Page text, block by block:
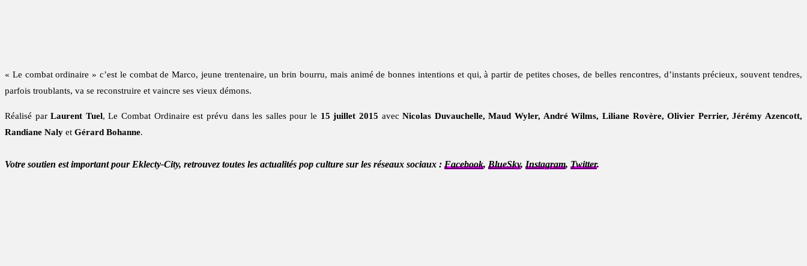
« Le combat ordinaire » c’est le combat de Marco, jeune trentenaire, un brin bourru, mais animé de bonnes intentions et qui, à partir de petites choses, de belles rencontres, d’instants précieux, souvent tendres,
parfois troublants, va se reconstruire et vaincre ses vieux démons.
Réalisé parLaurent Tuel, Le Combat Ordinaire est prévu dans les salles pour le 15 juillet 2015 avecNicolas Duvauchelle, Maud Wyler, André Wilms, Liliane Rovère, Olivier Perrier, Jérémy Azencott,
Randiane Naly et Gérard Bohanne.
Votre soutien est important pour Eklecty-City, retrouvez toutes les actualités pop culture sur les réseaux sociaux : Facebook, BlueSky, Instagram, Twitter.